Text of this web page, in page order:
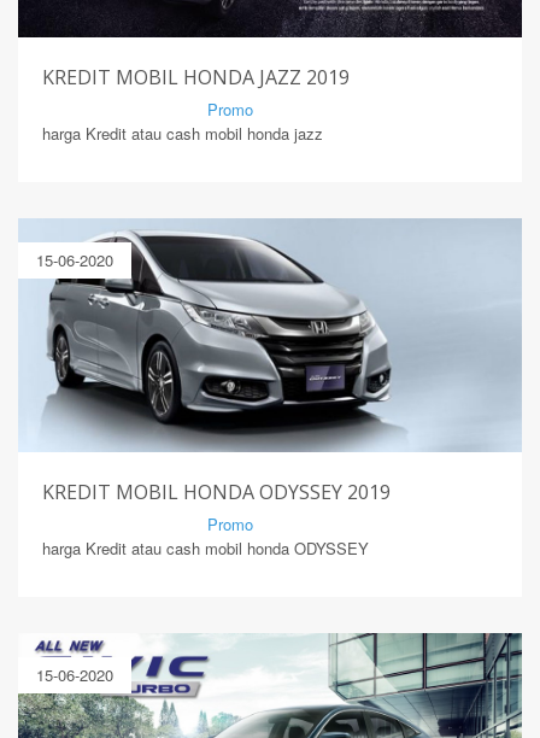
KREDIT MOBIL HONDA JAZZ 2019
Promo
harga Kredit atau cash mobil honda jazz
15-06-2020
KREDIT MOBIL HONDA ODYSSEY 2019
Promo
harga Kredit atau cash mobil honda ODYSSEY
15-06-2020